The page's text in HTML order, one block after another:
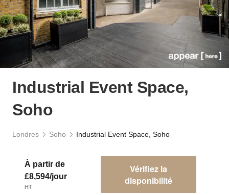
Industrial Event Space,
Soho
Londres Soho Industrial Event Space, Soho
À partir de
£8,594/jour
HT
Vérifiez la
disponibilité